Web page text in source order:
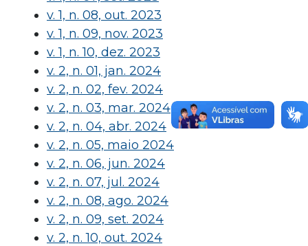
v. 1, n. 08, out. 2023
v. 1, n. 09, nov. 2023
v. 1, n. 10, dez. 2023
v. 2, n. 01, jan. 2024
v. 2, n. 02, fev. 2024
v. 2, n. 03, mar. 2024
v. 2, n. 04, abr. 2024
v. 2, n. 05, maio 2024
v. 2, n. 06, jun. 2024
v. 2, n. 07, jul. 2024
v. 2, n. 08, ago. 2024
v. 2, n. 09, set. 2024
v. 2, n. 10, out. 2024